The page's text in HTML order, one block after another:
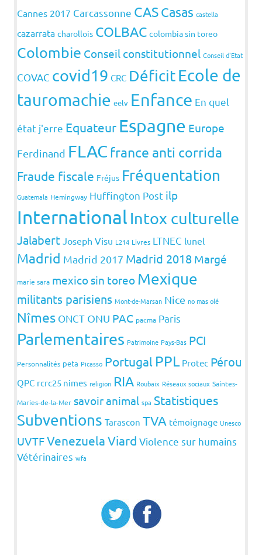
Cannes 2017 Carcassonne CASCasas castella
cazarrata charollois COLBAC colombia sin toreo
Colombie Conseil constitutionnel Conseil d'Etat
COVAC covid19 CRC DéficitEcole de
tauromachie eelv Enfance En quel
état j'erre Equateur Espagne Europe
Ferdinand FLAC france anti corrida
Fraude fiscale Fréjus Fréquentation
Guatemala Hemingway Huffington Post ilp
International Intox culturelle
Jalabert Joseph Visu L214 Livres LTNEC lunel
Madrid Madrid 2017 Madrid 2018 Margé
marie sara mexico sin toreo Mexique
militants parisiens Mont-de-Marsan Nice no mas olé
Nîmes ONCT ONU PAC pacma Paris
Parlementaires Patrimoine Pays-Bas PCI
Personnalités peta Picasso Portugal PPL Protec Pérou
QPC rcrc25 nimes religion RIA Roubaix Réseaux sociaux Saintes-
Maries-de-la-Mer savoir animal spa Statistiques
Subventions Tarascon TVA témoignage Unesco
UVTFVenezuelaViard Violence sur humains
Vétérinaires wfa